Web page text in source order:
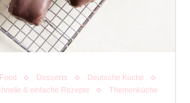
Desserts
Deutsche Küche
& einfache Rezepte Themenküche